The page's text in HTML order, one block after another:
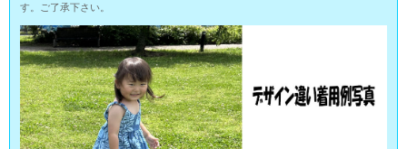
す。ご了承下さい。